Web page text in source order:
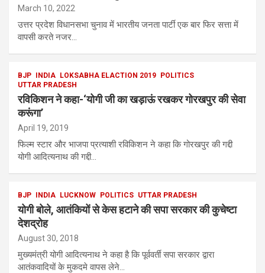
March 10, 2022
उत्तर प्रदेश विधानसभा चुनाव में भारतीय जनता पार्टी एक बार फिर सत्ता में
वापसी करते नजर…
BJP INDIA LOKSABHA ELACTION 2019 POLITICS
UTTAR PRADESH
रविकिशन ने कहा-‘योगी जी का खड़ाऊं रखकर गोरखपुर की सेवा
करूंगा’
April 19, 2019
फिल्म स्टार और भाजपा प्रत्याशी रविकिशन ने कहा कि गोरखपुर की गद्दी
योगी आदित्यनाथ की गद्दी…
BJP INDIA LUCKNOW POLITICS UTTAR PRADESH
योगी बोले, आतंकियों से केस हटाने की सपा सरकार की कुचेष्टा
देशद्रोह
August 30, 2018
मुख्यमंत्री योगी आदित्यनाथ ने कहा है कि पूर्ववर्ती सपा सरकार द्वारा
आतंकवादियों के मुकदमे वापस लेने…